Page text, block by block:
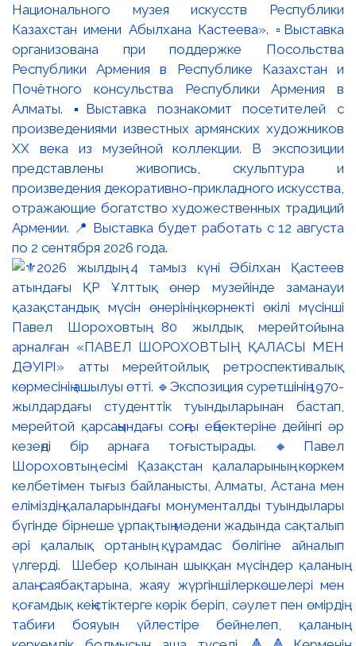
Национального музея искусств Республики
Казахстан имени Абылхана Кастеева». ▫️Выставка
организована при поддержке Посольства
Республики Армения в Республике Казахстан и
Почётного консульства Республики Армения в
Алматы. ▪️Выставка познакомит посетителей с
произведениями известных армянских художников
XX века из музейной коллекции. В экспозиции
представлены живопись, скульптура и
произведения декоративно-прикладного искусства,
отражающие богатство художественных традиций
Армении. 📍 Выставка будет работать с 12 августа
по 2 сентября 2026 года.